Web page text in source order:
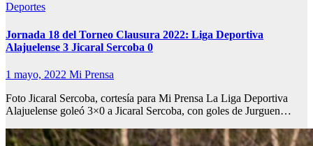
Deportes
Jornada 18 del Torneo Clausura 2022: Liga Deportiva
Alajuelense 3 Jicaral Sercoba 0
1 mayo, 2022 Mi Prensa
Foto Jicaral Sercoba, cortesía para Mi Prensa La Liga Deportiva
Alajuelense goleó 3×0 a Jicaral Sercoba, con goles de Jurguen…